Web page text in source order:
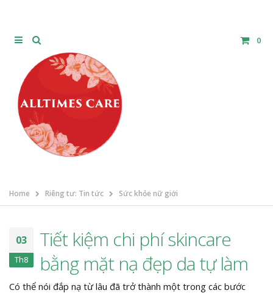
0
Home Riêng tư: Tin tức Sức khỏe nữ giới
03
Th8
Tiết kiệm chi phí skincare
bằng mặt nạ đẹp da tự làm
Có thể nói đắp nạ từ lâu đã trở thành một trong các bước